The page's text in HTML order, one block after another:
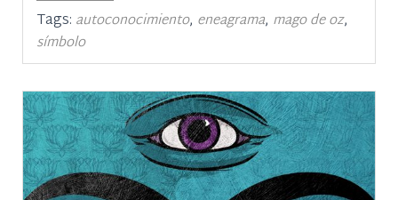
Tags: autoconocimiento, eneagrama, mago de oz,
símbolo